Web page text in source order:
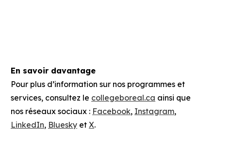
En savoir davantage
Pour plus d’information sur nos programmes et
services, consultez le collegeboreal.ca ainsi que
nos réseaux sociaux : Facebook, Instagram,
LinkedIn, Bluesky et X.